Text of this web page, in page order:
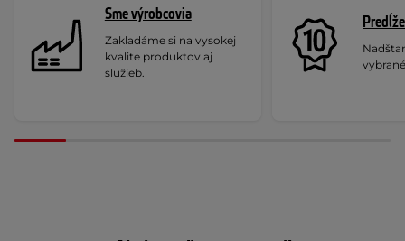
Sme výrobcovia
Zakladáme si na vysokej
kvalite produktov aj
služieb.